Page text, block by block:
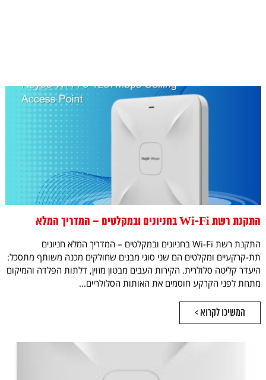
התקנת רשת Wi-Fi בחניונים ובמקלטים – המדריך המלא
התקנת רשת Wi-Fi בחניונים ובמקלטים – המדריך המלא חניונים
תת-קרקעיים ומקלטים הם שני סוגי מבנים שחולקים מכנה משותף מתסכל:
היעדר קליטה סלולרית. הקירות העבים מבטון מזוין, דלתות הפלדה והמיקום
מתחת לפני הקרקע חוסמים את האותות הסלולריים...
המשיכו לקרוא >